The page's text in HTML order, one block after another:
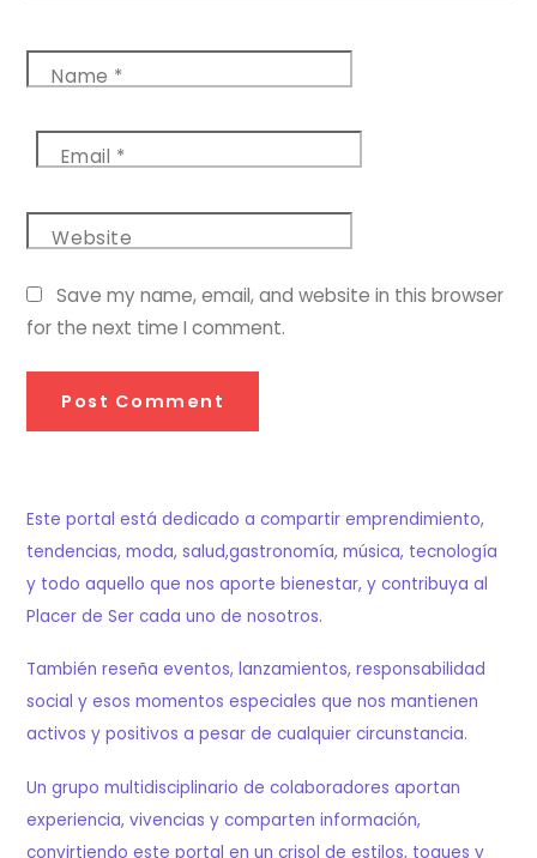
Name *
Email *
Website
Save my name, email, and website in this browser
for the next time I comment.
Este portal está dedicado a compartir emprendimiento,
tendencias, moda, salud,gastronomía, música, tecnología
y todo aquello que nos aporte bienestar, y contribuya al
Placer de Ser cada uno de nosotros.
También reseña eventos, lanzamientos, responsabilidad
social y esos momentos especiales que nos mantienen
activos y positivos a pesar de cualquier circunstancia.
Un grupo multidisciplinario de colaboradores aportan
experiencia, vivencias y comparten información,
convirtiendo este portal en un crisol de estilos, toques y